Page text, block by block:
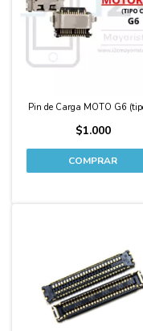
Pin de Carga MOTO G6
$1.000